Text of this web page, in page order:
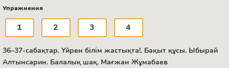
Упражнения
1 2 3 4
36–37-сабақтар. Үйрен білім жастықта!. Бақыт құсы. Ыбырай
Алтынсарин. Балалық шақ. Мағжан Жұмабаев